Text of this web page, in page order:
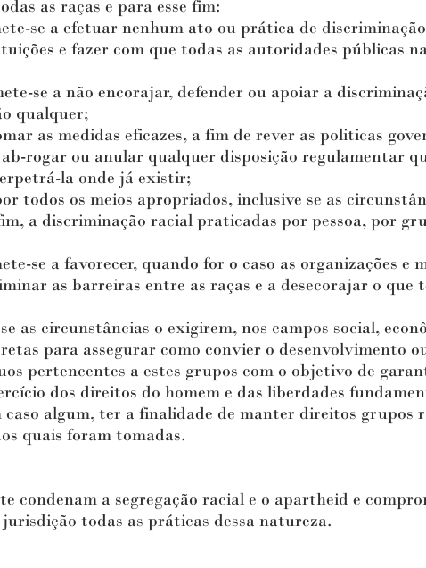
as raças e para esse fim:
se a efetuar nenhum ato ou prática de
e fazer com que todas as autoridades públicas
se a não encorajar, defender ou apoiar a
qualquer;
as medidas eficazes, a fim de rever as politicas
rogar ou anular qualquer disposição regulamentar
la onde já existir;
os meios apropriados, inclusive se as
a discriminação racial praticadas por pessoa, por
se a favorecer, quando for o caso as organizações e
as barreiras entre as raças e a desecorajar o que
circunstâncias o exigirem, nos campos social,
para assegurar como convier o desenvolvimento
pertencentes a estes grupos com o objetivo de
dos direitos do homem e das liberdades
algum, ter a finalidade de manter direitos grupos
quais foram tomadas.
a segregação racial e o apartheid e
todas as práticas dessa natureza.